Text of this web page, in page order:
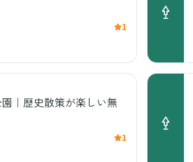
1
園｜歴史散策が楽しい無
1